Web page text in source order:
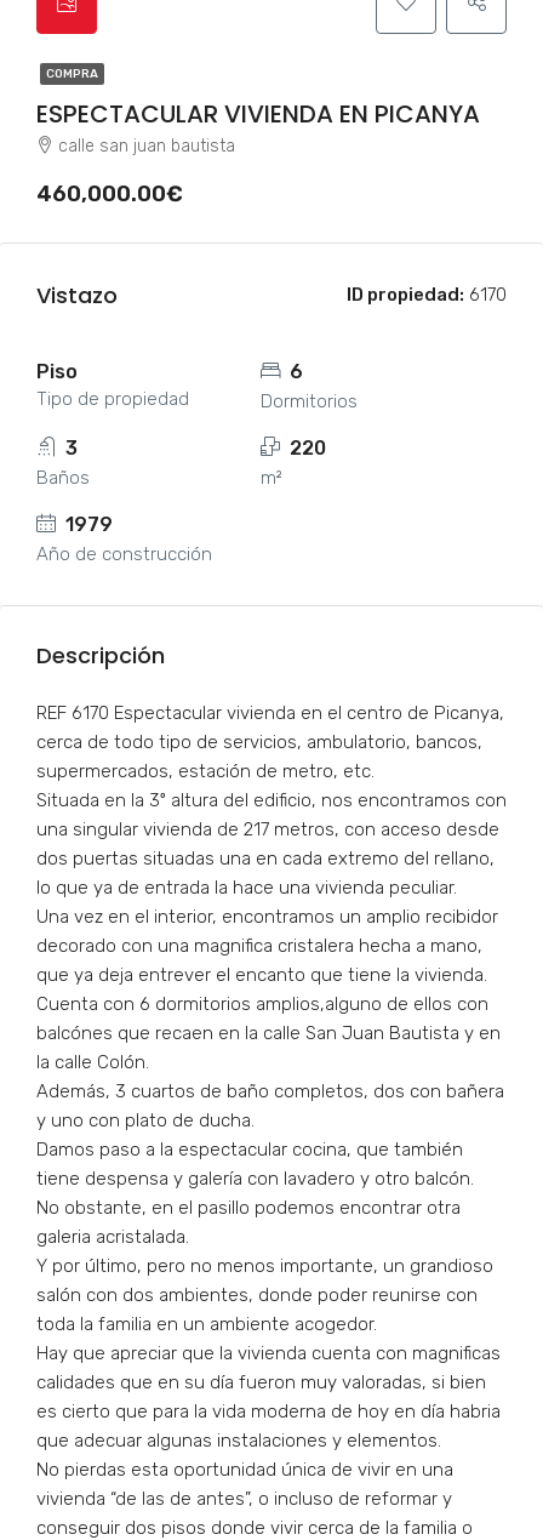
COMPRA
ESPECTACULAR VIVIENDA EN PICANYA
calle san juan bautista
460,000.00€
Vistazo ID propiedad: 6170
Piso
Tipo de propiedad
6
Dormitorios
3
Baños
220
m²
1979
Año de construcción
Descripción
REF 6170 Espectacular vivienda en el centro de Picanya,
cerca de todo tipo de servicios, ambulatorio, bancos,
supermercados, estación de metro, etc.
Situada en la 3º altura del edificio, nos encontramos con
una singular vivienda de 217 metros, con acceso desde
dos puertas situadas una en cada extremo del rellano,
lo que ya de entrada la hace una vivienda peculiar.
Una vez en el interior, encontramos un amplio recibidor
decorado con una magnifica cristalera hecha a mano,
que ya deja entrever el encanto que tiene la vivienda.
Cuenta con 6 dormitorios amplios,alguno de ellos con
balcónes que recaen en la calle San Juan Bautista y en
la calle Colón.
Además, 3 cuartos de baño completos, dos con bañera
y uno con plato de ducha.
Damos paso a la espectacular cocina, que también
tiene despensa y galería con lavadero y otro balcón.
No obstante, en el pasillo podemos encontrar otra
galeria acristalada.
Y por último, pero no menos importante, un grandioso
salón con dos ambientes, donde poder reunirse con
toda la familia en un ambiente acogedor.
Hay que apreciar que la vivienda cuenta con magnificas
calidades que en su día fueron muy valoradas, si bien
es cierto que para la vida moderna de hoy en día habria
que adecuar algunas instalaciones y elementos.
No pierdas esta oportunidad única de vivir en una
vivienda “de las de antes”, o incluso de reformar y
conseguir dos pisos donde vivir cerca de la familia o